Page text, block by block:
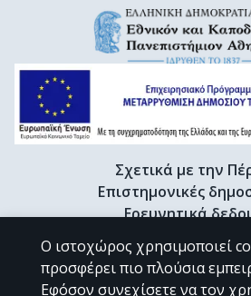
Σχετικά με την
Επιστημονικές
Ερευνητικά
Διδακτορικές διατριβές &
Προφίλ
Ο ιστοχώρος χρησιμοποιεί
προσφέρει πιο πλούσια
Εφόσον συνεχίσετε να τον